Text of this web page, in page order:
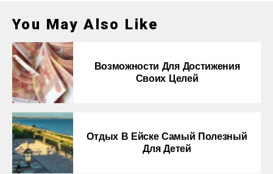
You May Also Like
Возможности Для Достижения
Своих Целей
Отдых В Ейске Самый Полезный
Для Детей